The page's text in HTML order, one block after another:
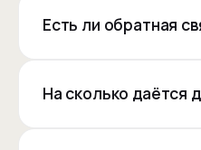
Есть ли обратная
На сколько даётся